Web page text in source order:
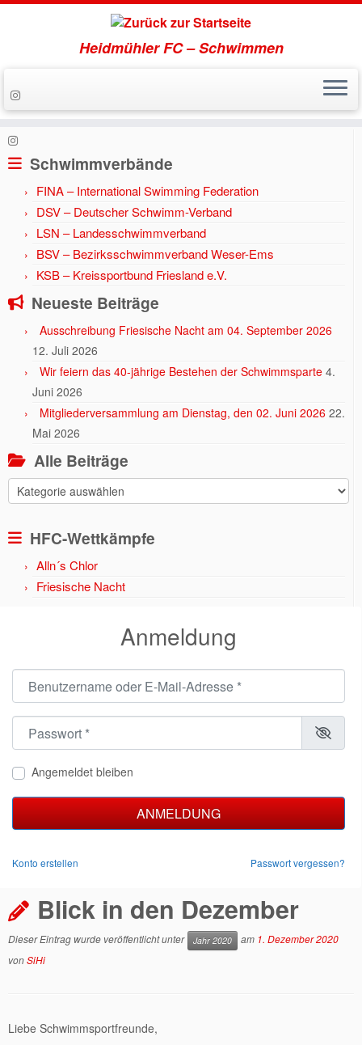
Zum
Inhalt
Heidmühler FC – Schwimmen
Start » Aktuell » Jahr 2020 » Blick in den Dezember
Schwimmverbände
FINA – International Swimming Federation
DSV – Deutscher Schwimm-Verband
LSN – Landesschwimmverband
BSV – Bezirksschwimmverband Weser-Ems
KSB – Kreissportbund Friesland e.V.
Neueste Beiträge
Ausschreibung Friesische Nacht am 04. September 2026
12. Juli 2026
Wir feiern das 40-jährige Bestehen der Schwimmsparte 4.
Juni 2026
Mitgliederversammlung am Dienstag, den 02. Juni 2026 22.
Mai 2026
Alle Beiträge
Alle
Beiträge
HFC-Wettkämpfe
Alln´s Chlor
Friesische Nacht
Anmeldung
Angemeldet bleiben
ANMELDUNG
Konto erstellen Passwort vergessen?
Blick in den Dezember
Dieser Eintrag wurde veröffentlicht unter Jahr 2020 am 1. Dezember 2020
vonSiHi
Liebe Schwimmsportfreunde,